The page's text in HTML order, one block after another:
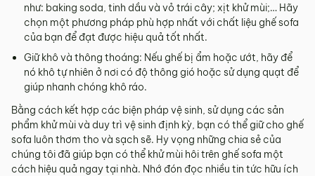
như: baking soda, tinh dầu và vỏ trái cây; xịt khử mùi;… Hãy
chọn một phương pháp phù hợp nhất với chất liệu ghế sofa
của bạn để đạt được hiệu quả tốt nhất.
Giữ khô và thông thoáng: Nếu ghế bị ẩm hoặc ướt, hãy để
nó khô tự nhiên ở nơi có độ thông gió hoặc sử dụng quạt để
giúp nhanh chóng khô ráo.
Bằng cách kết hợp các biện pháp vệ sinh, sử dụng các sản
phẩm khử mùi và duy trì vệ sinh định kỳ, bạn có thể giữ cho ghế
sofa luôn thơm tho và sạch sẽ. Hy vọng những chia sẻ của
chúng tôi đã giúp bạn có thể khử mùi hôi trên ghế sofa một
cách hiệu quả ngay tại nhà. Nhớ đón đọc nhiều tin tức hữu ích